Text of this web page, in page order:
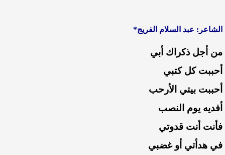
الشاعر: عبد السلام الفريج*
من أجل ذكراك أبي
أحببت كل كتبي
أحببت بيتي الأرحب
أفديه يوم النصب
فأنت أنت قدوتي
في هدأتي أو غضبي